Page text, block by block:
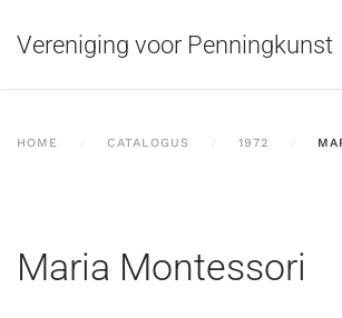
Skip to main content
Vereniging voor Penningkunst
HOME CATALOGUS 1972
Maria Montessori